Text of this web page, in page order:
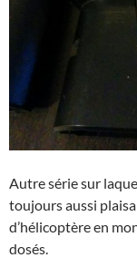
Autre série sur
toujours aussi
d’hélicoptère en
dosés.